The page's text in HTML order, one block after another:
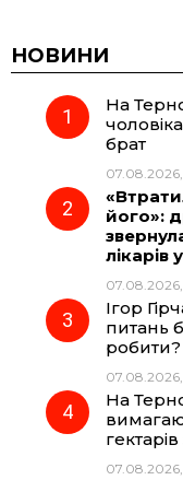
c
e
o
k
НОВИНИ
На
брат
його»:
лікарів
07.08.2026,
Ігор
питань
робити?
07.08.2026,
На